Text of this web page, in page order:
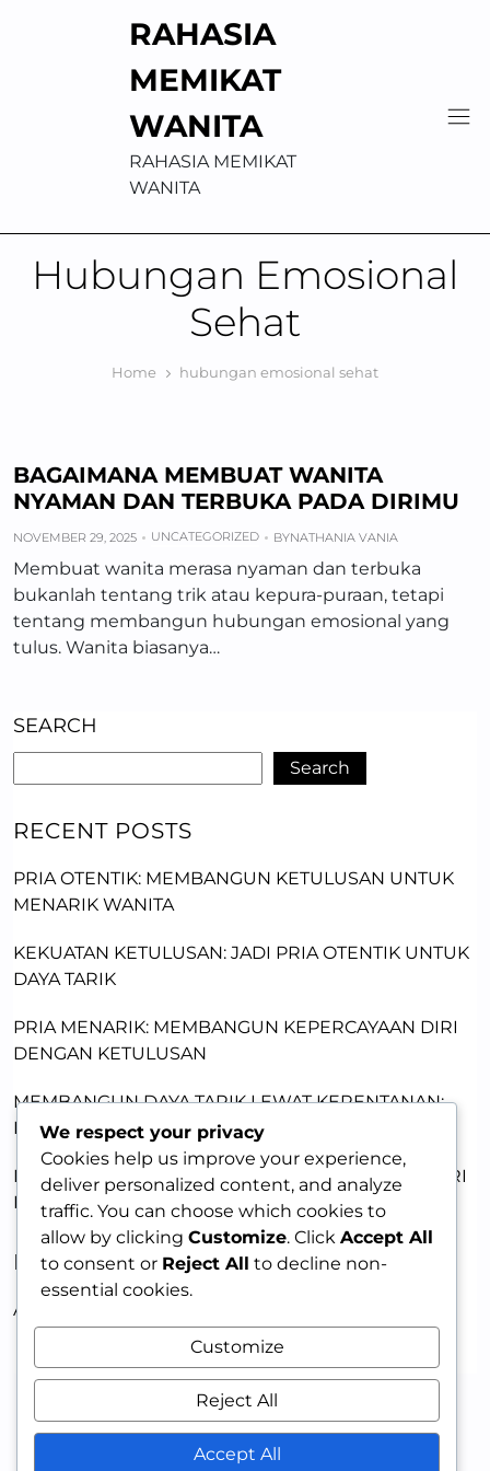
RAHASIA
MEMIKAT
WANITA
RAHASIA MEMIKAT
WANITA
Hubungan Emosional
Sehat
Home hubungan emosional sehat
BAGAIMANA MEMBUAT WANITA
NYAMAN DAN TERBUKA PADA DIRIMU
NOVEMBER 29, 2025 UNCATEGORIZED BYNATHANIA VANIA
Membuat wanita merasa nyaman dan terbuka
bukanlah tentang trik atau kepura-puraan, tetapi
tentang membangun hubungan emosional yang
tulus. Wanita biasanya…
SEARCH
Search
RECENT POSTS
PRIA OTENTIK: MEMBANGUN KETULUSAN UNTUK
MENARIK WANITA
KEKUATAN KETULUSAN: JADI PRIA OTENTIK UNTUK
DAYA TARIK
PRIA MENARIK: MEMBANGUN KEPERCAYAAN DIRI
DENGAN KETULUSAN
MEMBANGUN DAYA TARIK LEWAT KERENTANAN:
KUNCI MEMIKAT WANITA
MENJADI PRIA YANG MEMIKAT: KEPERCAYAAN DIRI
DAN KETERBUKAAN EMOSIONAL
RECENT COMMENTS
A WordPress Commenter
We respect your privacy
Cookies help us improve your experience,
deliver personalized content, and analyze
traffic. You can choose which cookies to
allow by clicking Customize. Click Accept All
to consent or Reject All to decline non-
essential cookies.
Customize
Reject All
Accept All